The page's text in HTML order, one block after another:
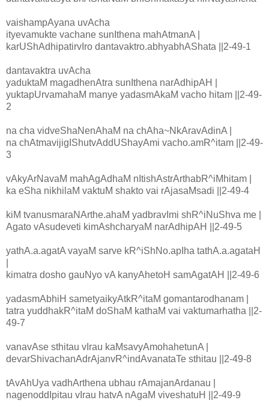
vaishampAyana uvAcha
ityevamukte vachane sunIthena mahAtmanA |
karUShAdhipatirvIro dantavaktro.abhyabhAShata ||2-49-1
dantavaktra uvAcha
yaduktaM magadhenAtra sunIthena narAdhipAH |
yuktapUrvamahaM manye yadasmAkaM vacho hitam ||2-49-
2
na cha vidveShaNenAhaM na chAha~NkAravAdinA |
na chAtmavijigIShutvAddUShayAmi vacho.amR^itam ||2-49-
3
vAkyArNavaM mahAgAdhaM nItishAstrArthabR^iMhitam |
ka eSha nikhilaM vaktuM shakto vai rAjasaMsadi ||2-49-4
kiM tvanusmaraNArthe.ahaM yadbravImi shR^iNuShva me |
Agato vAsudeveti kimAshcharyaM narAdhipAH ||2-49-5
yathA.a.agatA vayaM sarve kR^iShNo.apIha tathA.a.agataH
kimatra dosho gauNyo vA kanyAhetoH samAgatAH ||2-49-6
yadasmAbhiH sametyaikyAtkR^itaM gomantarodhanam |
tatra yuddhakR^itaM doShaM kathaM vai vaktumarhatha ||2-
49-7
vanavAse sthitau vIrau kaMsavyAmohahetunA |
devarShivachanAdrAjanvR^indAvanataTe sthitau ||2-49-8
tAvAhUya vadhArthena ubhau rAmajanArdanau |
nagenoddIpitau vIrau hatvA nAgaM viveshatuH ||2-49-9